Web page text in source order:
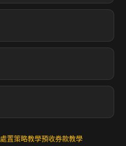
處置策略教學預收券款教學